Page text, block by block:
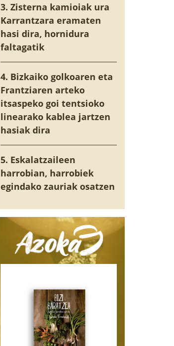
3. Zisterna kamioiak ura
Karrantzara eramaten
hasi dira, hornidura
faltagatik
4. Bizkaiko golkoaren eta
Frantziaren arteko
itsaspeko goi tentsioko
linearako kablea jartzen
hasiak dira
5. Eskalatzaileen
harrobian, harrobiek
egindako zauriak osatzen